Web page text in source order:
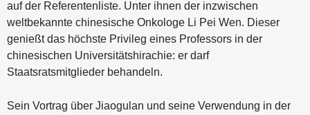
auf der Referentenliste. Unter ihnen der inzwischen
weltbekannte chinesische Onkologe Li Pei Wen. Dieser
genießt das höchste Privileg eines Professors in der
chinesischen Universitätshirachie: er darf
Staatsratsmitglieder behandeln.
Sein Vortrag über Jiaogulan und seine Verwendung in der